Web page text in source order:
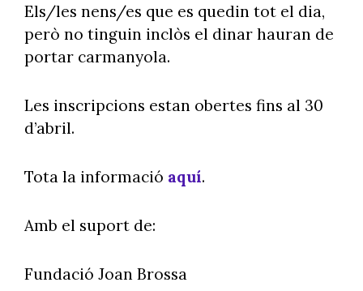
Els/les nens/es que es quedin tot el dia,
però no tinguin inclòs el dinar hauran de
portar carmanyola.
Les inscripcions estan obertes fins al 30
d’abril.
Tota la informació aquí.
Amb el suport de:
Fundació Joan Brossa